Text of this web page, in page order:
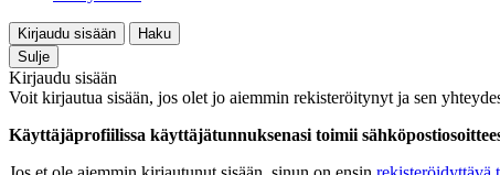
Kirjaudu sisään
Haku
Sulje
Kirjaudu sisään
Voit kirjautua sisään, jos olet jo aiemmin rekisteröitynyt ja sen
Käyttäjäprofiilissa käyttäjätunnuksenasi toimii